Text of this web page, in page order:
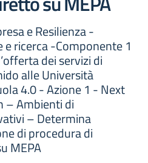
e Resilienza -
ricerca -Componente 1
dei servizi di
alle Università
4.0 - Azione 1 - Next
– Ambienti di
– Determina
di procedura di
MEPA